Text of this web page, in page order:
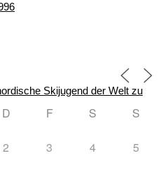
Skijugend der Welt zu
D F S S
2 3 4 5